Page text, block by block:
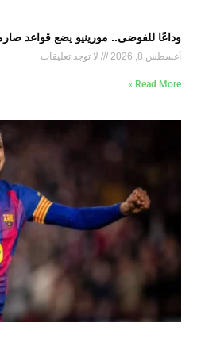
وداعًا للفوضى.. مورينيو يضع قواعد
أغسطس 8, 2026 لا توجد تعليقات
Read More »